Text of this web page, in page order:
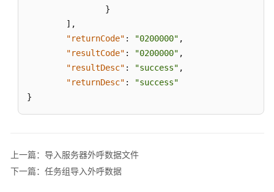
据
}
] ,
"returnCode" : "0200000" ,
"resultCode" : "0200000" ,
"resultDesc" : "success" ,
"returnDesc" :
"success"
}
上一篇：导入服务器外呼数据文件
下一篇：任务组导入外呼数据